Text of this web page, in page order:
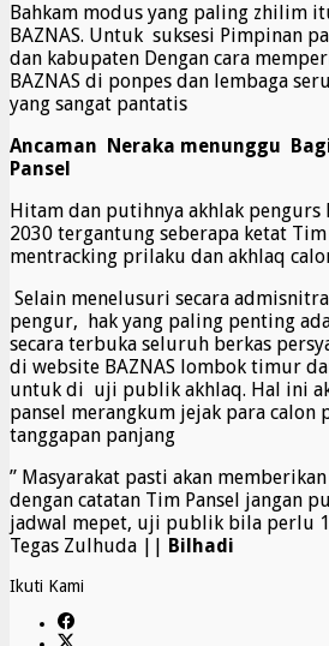
Bahkam modus yang paling zhilim
BAZNAS. Untuk suksesi Pimpinan
dan kabupaten Dengan cara
BAZNAS di ponpes dan lembaga
yang sangat pantatis
Ancaman Neraka menunggu
Pansel
Hitam dan putihnya akhlak pengurs
2030 tergantung seberapa ketat Tim
mentracking prilaku dan akhlaq
Selain menelusuri secara
pengur, hak yang paling penting
secara terbuka seluruh berkas
di website BAZNAS lombok timur
untuk di uji publik akhlaq. Hal ini
pansel merangkum jejak para calon
tanggapan panjang
” Masyarakat pasti akan
dengan catatan Tim Pansel jangan
jadwal mepet, uji publik bila perlu 1
Tegas Zulhuda || Bilhadi
Ikuti Kami